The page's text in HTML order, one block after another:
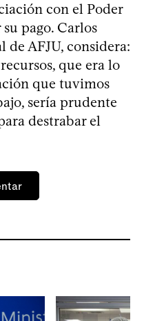
con el Poder
pago. Carlos
de AFJU, considera:
que era lo
que tuvimos
sería prudente
destrabar el